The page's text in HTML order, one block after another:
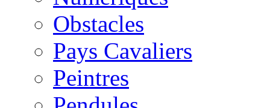
Obstacles
Pays Cavaliers
Peintres